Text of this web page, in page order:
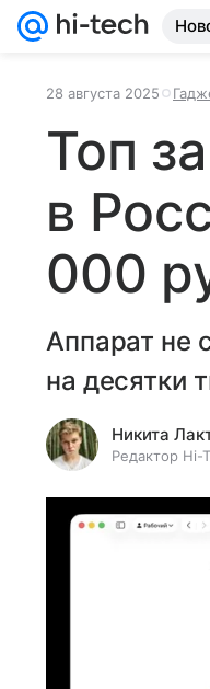
28 августа 2025
Топ
в
000
Аппарат не
на десятки
Никита
Редактор Hi-